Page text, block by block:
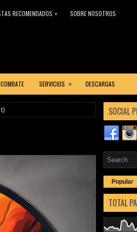
RECOMENDADOS » SOBRE NOSOTROS
SERVICIOS » DESCARGAS
SOCIAL
Popular
TOTAL